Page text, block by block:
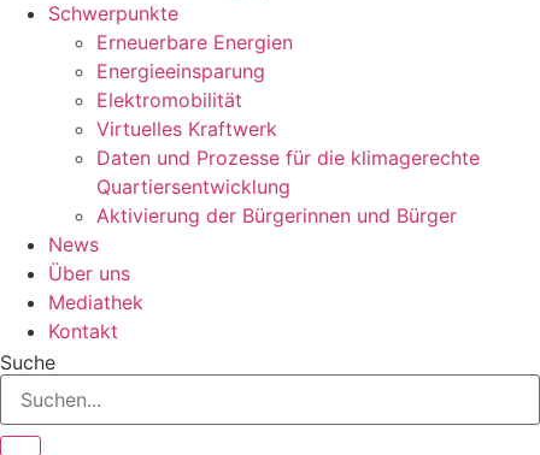
Schwerpunkte
Erneuerbare Energien
Energieeinsparung
Elektromobilität
Virtuelles Kraftwerk
Daten und Prozesse für die klimagerechte
Quartiersentwicklung
Aktivierung der Bürgerinnen und Bürger
News
Über uns
Mediathek
Kontakt
Suche